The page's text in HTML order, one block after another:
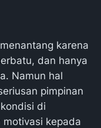
karena
dan hanya
Namun hal
pimpinan
di
motivasi kepada